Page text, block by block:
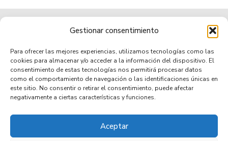
Gestionar consentimiento
Para ofrecer las mejores experiencias, utilizamos tecnologías como las
cookies para almacenar y/o acceder a la información del dispositivo. El
consentimiento de estas tecnologías nos permitirá procesar datos
como el comportamiento de navegación o las identificaciones únicas en
este sitio. No consentir o retirar el consentimiento, puede afectar
negativamente a ciertas características y funciones.
Aceptar
Municipio de tradición
AVISO LEGAL
POLÍTICA DE COOKIES (UE)
ACCESIBILIDAD